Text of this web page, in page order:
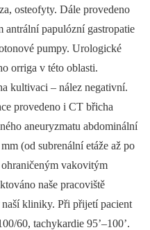
osteofyty. Dále provedeno
antrální papulózní gastropatie
pumpy. Urologické
orriga v této oblasti.
kultivaci –⁠ nález negativní.
provedeno i CT břicha
aneuryzmatu abdominální
(od subrenální etáže až po
vakovitým
naše pracoviště
naší kliniky. Při přijetí pacient
60, tachykardie 95’–100’.